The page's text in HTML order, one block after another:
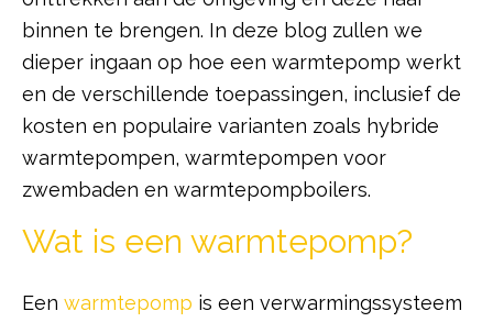
binnen te brengen. In deze blog zullen we
dieper ingaan op hoe een warmtepomp werkt
en de verschillende toepassingen, inclusief de
kosten en populaire varianten zoals hybride
warmtepompen, warmtepompen voor
zwembaden en warmtepompboilers.
Wat is een warmtepomp?
Een warmtepomp is een verwarmingssysteem